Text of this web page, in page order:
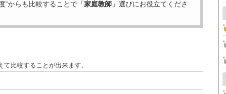
”からも比較することで「家庭教師 」選びにお役立てくださ
比較することが出来ます。